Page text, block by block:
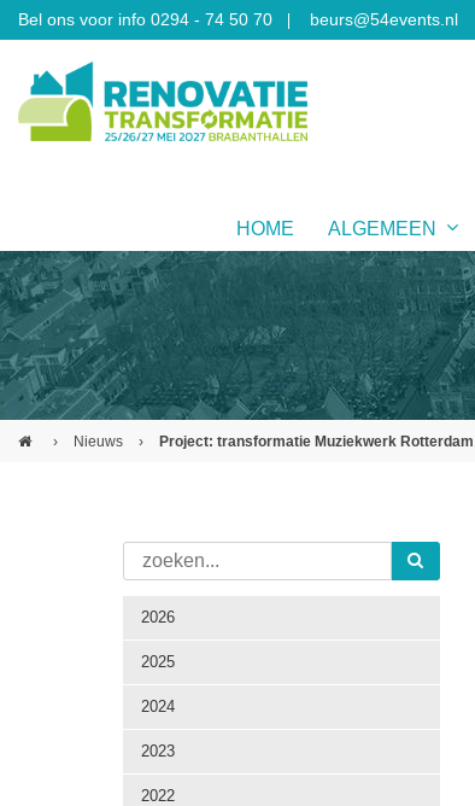
Bel ons voor info 0294 - 74 50 70 beurs@54events.nl
HOME ALGEMEEN
› Nieuws › Project: transformatie Muziekwerk Rotterdam
2026
2025
2024
2023
2022